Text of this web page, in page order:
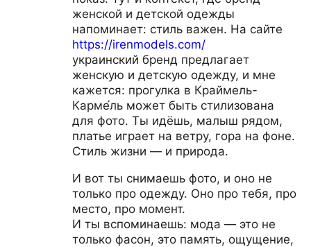
женской и детской одежды
напоминает: стиль важен. На сайте
https://irenmodels.com/
украинский бренд предлагает
женскую и детскую одежду, и мне
кажется: прогулка в Краймель-
Карме́ль может быть стилизована
для фото. Ты идёшь, малыш рядом,
платье играет на ветру, гора на фоне.
Стиль жизни — и природа.
И вот ты снимаешь фото, и оно не
только про одежду. Оно про тебя, про
место, про момент.
И ты вспоминаешь: мода — это не
только фасон, это память, ощущение,